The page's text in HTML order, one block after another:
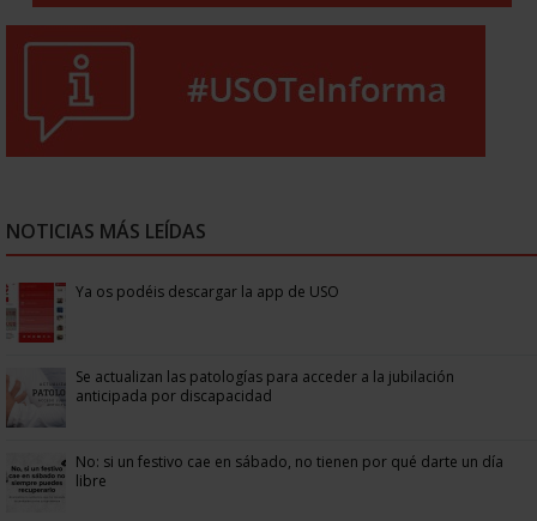
NOTICIAS MÁS LEÍDAS
Ya os podéis descargar la app de USO
Se actualizan las patologías para acceder a la jubilación
anticipada por discapacidad
No: si un festivo cae en sábado, no tienen por qué darte un día
libre